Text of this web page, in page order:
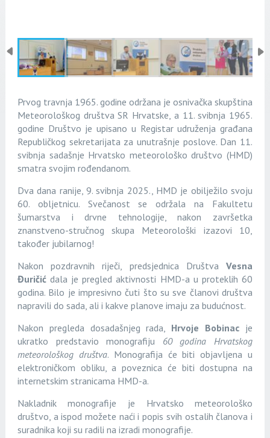
Prvog travnja 1965. godine održana je osnivačka skupština
Meteorološkog društva SR Hrvatske, a 11. svibnja 1965.
godine Društvo je upisano u Registar udruženja građana
Republičkog sekretarijata za unutrašnje poslove. Dan 11.
svibnja sadašnje Hrvatsko meteorološko društvo (HMD)
smatra svojim rođendanom.
Dva dana ranije, 9. svibnja 2025., HMD je obilježilo svoju
60. obljetnicu. Svečanost se održala na Fakultetu
šumarstva i drvne tehnologije, nakon završetka
znanstveno-stručnog skupa Meteorološki izazovi 10,
također jubilarnog!
Nakon pozdravnih riječi, predsjednica DruštvaVesna
Đuričićdala je pregled aktivnosti HMD-a u proteklih 60
godina. Bilo je impresivno čuti što su sve članovi društva
napravili do sada, ali i kakve planove imaju za budućnost.
Nakon pregleda dosadašnjeg rada, Hrvoje Bobinac je
ukratko predstavio monografiju 60 godina Hrvatskog
meteorološkog društva. Monografija će biti objavljena u
elektroničkom obliku, a poveznica će biti dostupna na
internetskim stranicama HMD-a.
Nakladnik monografije je Hrvatsko meteorološko
društvo, a ispod možete naći i popis svih ostalih članova i
suradnika koji su radili na izradi monografije.